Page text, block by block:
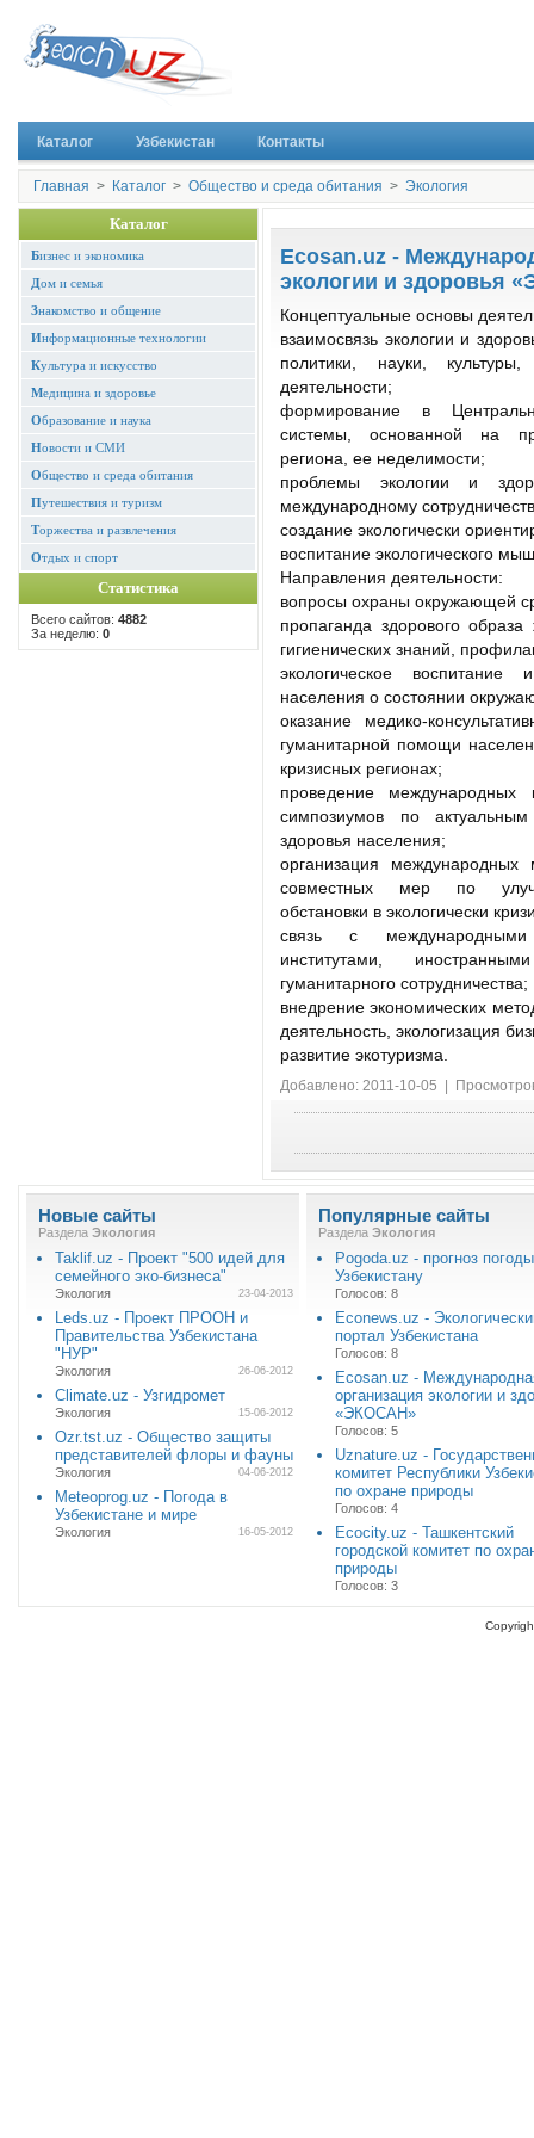
Каталог Узбекистан Контакты
Главная > Каталог > Общество и среда обитания > Экология
Каталог
Бизнес и экономика
Дом и семья
Знакомство и общение
Информационные технологии
Культура и искусство
Медицина и здоровье
Образование и наука
Новости и СМИ
Общество и среда обитания
Путешествия и туризм
Торжества и развлечения
Отдых и спорт
Статистика
Всего сайтов: 4882
За неделю: 0
Ecosan.uz -
экологии и здоровья
Концептуальные основы
взаимосвязь экологии и
политики, науки,
деятельности;
формирование в
системы, основанной на
региона, ее неделимости;
проблемы экологии и
международному
создание экологически
воспитание экологического
Направления деятельности:
вопросы охраны окружающей
пропаганда здорового
гигиенических знаний,
экологическое
населения о состоянии
оказание медико-
гуманитарной помощи
кризисных регионах;
проведение международных
симпозиумов по
здоровья населения;
организация
совместных мер по
обстановки в экологически
связь с международными
институтами,
гуманитарного сотрудничества;
внедрение экономических
деятельность, экологизация
развитие экотуризма.
Добавлено: 2011-10-05 |
Новые сайты
Раздела Экология
Taklif.uz - Проект "500 идей для
семейного эко-бизнеса"
Экология 23-04-2013
Leds.uz - Проект ПРООН и
Правительства Узбекистана
"НУР"
Экология 26-06-2012
Climate.uz - Узгидромет
Экология 15-06-2012
Ozr.tst.uz - Общество защиты
представителей флоры и фауны
Экология 04-06-2012
Meteoprog.uz - Погода в
Узбекистане и мире
Экология 16-05-2012
Популярные сайты
Раздела Экология
Pogoda.uz - прогноз
Узбекистану
Голосов: 8
Econews.uz -
портал Узбекистана
Голосов: 8
Ecosan.uz -
организация экологии и
«ЭКОСАН»
Голосов: 5
Uznature.uz -
комитет Республики
по охране природы
Голосов: 4
Ecocity.uz - Ташкентский
городской комитет по
природы
Голосов: 3